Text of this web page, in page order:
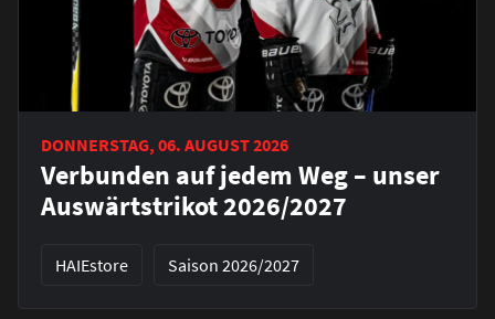
DONNERSTAG, 06. AUGUST 2026
Verbunden auf jedem Weg – unser
Auswärtstrikot 2026/2027
HAIEstore Saison 2026/2027